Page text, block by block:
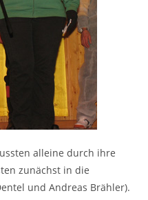
alleine durch ihre
zunächst in die
und Andreas Brähler).